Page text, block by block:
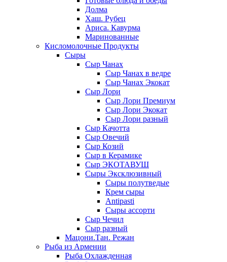
Долма
Хаш. Рубец
Ариса. Кавурма
Маринованные
Кисломолочные Продукты
Сыры
Сыр Чанах
Сыр Чанах в ведре
Сыр Чанах Экокат
Сыр Лори
Сыр Лори Премиум
Сыр Лори Экокат
Сыр Лори разный
Сыр Качотта
Сыр Овечий
Сыр Козий
Сыр в Керамике
Сыр ЭКОТАВУШ
Сыры Эксклюзивный
Сыры полутведые
Крем сыры
Antipasti
Сыры ассорти
Сыр Чечил
Сыр разный
Мацони.Тан. Режан
Рыба из Армении
Рыба Охлажденная